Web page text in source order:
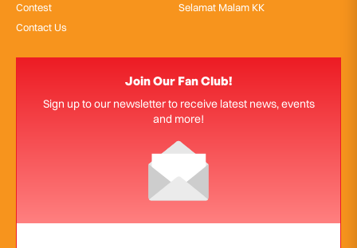
Contest
Contact Us
Selamat Malam KK
Join Our Fan Club!
Sign up to our newsletter to receive latest news, events
and more!